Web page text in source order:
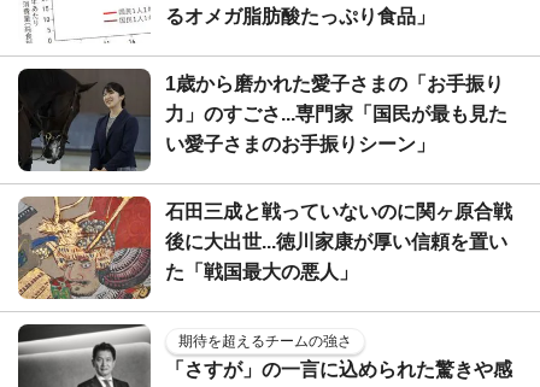
るオメガ脂肪酸たっぷり食品」
1歳から磨かれた愛子さまの「お手振り
力」のすごさ...専門家「国民が最も見た
い愛子さまのお手振りシーン」
石田三成と戦っていないのに関ヶ原合戦
後に大出世...徳川家康が厚い信頼を置い
た「戦国最大の悪人」
期待を超えるチームの強さ
「さすが」の一言に込められた驚きや感